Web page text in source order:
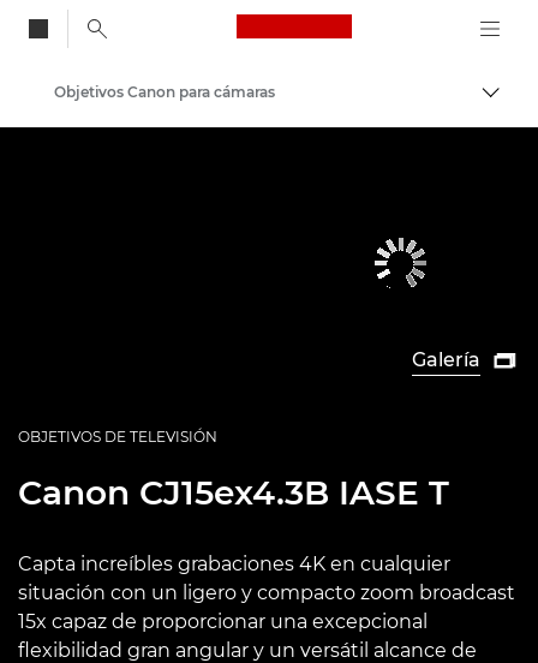
Canon Logo, back
Objetivos Canon para cámaras
Galería 
OBJETIVOS DE TELEVISIÓN
Canon CJ15ex4.3B IASE T
Capta increíbles grabaciones 4K en cualquier
situación con un ligero y compacto zoom broadcast
15x capaz de proporcionar una excepcional
flexibilidad gran angular y un versátil alcance de